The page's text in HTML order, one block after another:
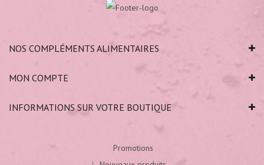
NOS COMPLÉMENTS ALIMENTAIRES
MON COMPTE
INFORMATIONS SUR VOTRE BOUTIQUE
Promotions